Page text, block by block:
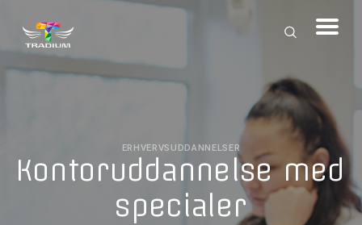
ERHVERVSUDDANNELSER
Kontoruddannelse med
specialer